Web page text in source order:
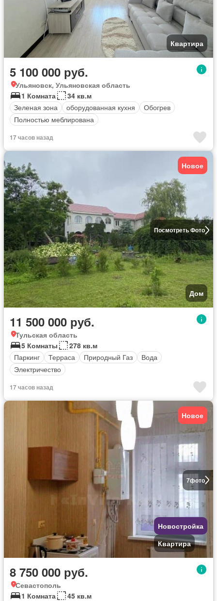
Квартира
5 100 000 руб.
Ульяновск, Ульяновская область
1 Комната
34 кв.м
Зеленая зона
оборудованная кухня
Обогрев
Полностью меблирована
17 часов назад
Посмотреть Фото
Новое
Дом
11 500 000 руб.
Тульская область
5 Комнаты
278 кв.м
Паркинг
Терраса Природный Газ
Вода
Электричество
17 часов назад
7фото
Новое
Новостройка
Квартира
8 750 000 руб.
Севастополь
1 Комната
45 кв.м